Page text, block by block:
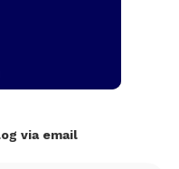
via email